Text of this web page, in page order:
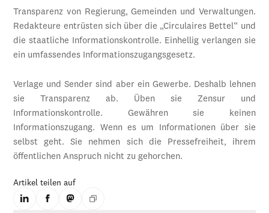
Transparenz von Regierung, Gemeinden und Verwaltungen.
Redakteure entrüsten sich über die „Circulaires Bettel“ und
die staatliche Informationskontrolle. Einhellig verlangen sie
ein umfassendes Informationszugangsgesetz.
Verlage und Sender sind aber ein Gewerbe. Deshalb lehnen
sie Transparenz ab. Üben sie Zensur und
Informationskontrolle. Gewähren sie keinen
Informationszugang. Wenn es um Informationen über sie
selbst geht. Sie nehmen sich die Pressefreiheit, ihrem
öffentlichen Anspruch nicht zu gehorchen.
Artikel teilen auf